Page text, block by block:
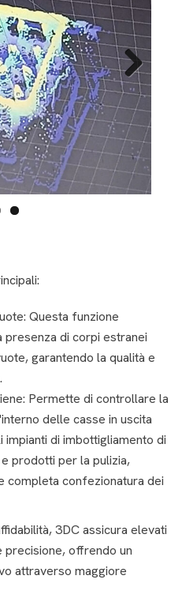
Next
Questa funzione
di corpi estranei
garantendo la qualità e
Permette di controllare la
delle casse in uscita
di imbottigliamento di
prodotti per la pulizia,
completa confezionatura dei
3DC assicura elevati
precisione, offrendo un
attraverso maggiore